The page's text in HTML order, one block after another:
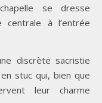
se dresse
centrale à l’entrée
discrète sacristie
stuc qui, bien que
leur charme